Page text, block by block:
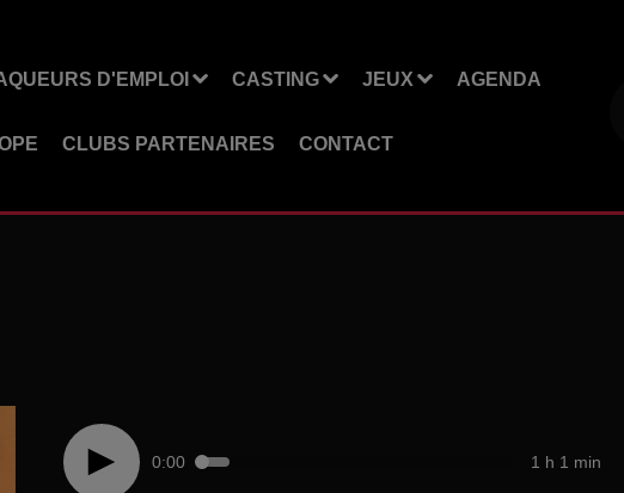
D'EMPLOI CASTING JEUX AGENDA
CLUBS PARTENAIRES CONTACT
0:00 1 h 1 min